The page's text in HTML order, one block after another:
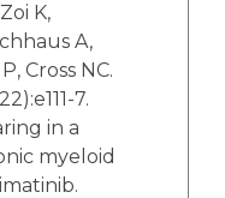
K,
A,
Cross NC.
7.
in a
myeloid